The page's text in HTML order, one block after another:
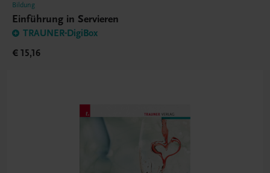
Bildung
Einführung in Servieren
TRAUNER-DigiBox
€ 15,16